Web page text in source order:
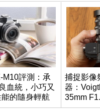
M10評測：承
血統，小巧又
的隨身輕航
捕捉影像
器：
35mm
E-mount